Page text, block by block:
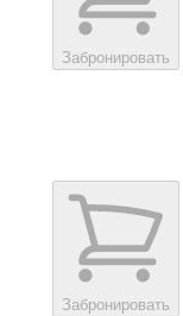
Забронировать
Забронировать